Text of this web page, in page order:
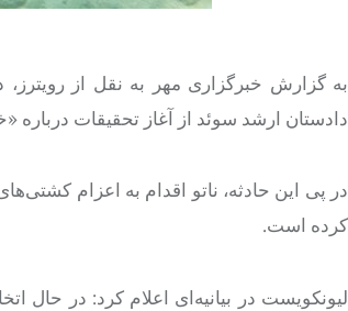
به گزارش خبرگزاری مهر به نقل از
دادستان ارشد سوئد از آغاز تحقیقات درباره
در پی این حادثه، ناتو اقدام به اعزام
کرده است.
لیونکویست در بیانیه‌ای اعلام کرد: در حال